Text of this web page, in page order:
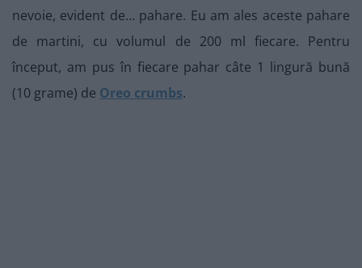
nevoie, evident de… pahare. Eu am ales aceste pahare
de martini, cu volumul de 200 ml fiecare. Pentru
început, am pus în fiecare pahar câte 1 lingură bună
(10 grame) de Oreo crumbs.